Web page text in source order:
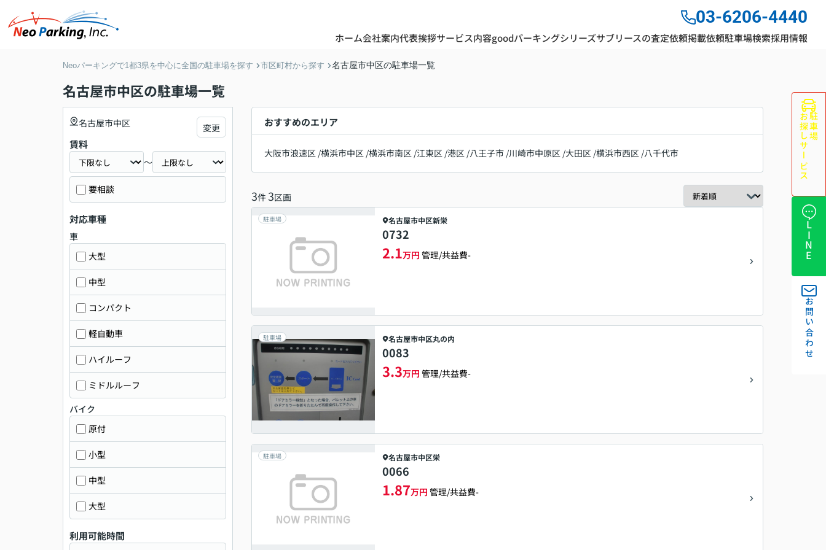
03-6206-4440
ホーム会社案内代表挨拶サービス内容goodパーキングシリーズサブリースの査定依頼掲載依頼駐車場検索採用情報
Neoパーキングで1都3県を中心に全国の駐車場を探す 市区町村から探す 名古屋市中区の駐車場一覧
名古屋市中区の駐車場一覧
おすすめのエリア
大阪市浪速区 /横浜市中区 /横浜市南区 /江東区 /港区 /八王子市 /川崎市中原区 /大田区 /横浜市西区 /八千代市
3件3区画
駐車場 名古屋市中区新栄
0732
2.1万円 管理/共益費-
駐車場 名古屋市中区丸の内
0083
3.3万円 管理/共益費-
駐車場 名古屋市中区栄
0066
1.87万円 管理/共益費-
名古屋市中区 変更
賃料
～
要相談
対応車種
車
大型
中型
コンパクト
軽自動車
ハイルーフ
ミドルルーフ
バイク
原付
小型
中型
大型
利用可能時間
駐車場
お探しサービス
LINE
お問い合わせ